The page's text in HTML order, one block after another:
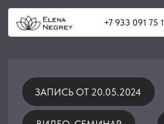
ВИДЕО-СЕМИНАР 2 ЧАСА
2 ЧАСА